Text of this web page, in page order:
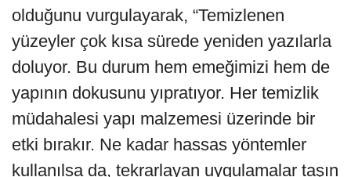
olduğunu vurgulayarak, “Temizlenen
yüzeyler çok kısa sürede yeniden yazılarla
doluyor. Bu durum hem emeğimizi hem de
yapının dokusunu yıpratıyor. Her temizlik
müdahalesi yapı malzemesi üzerinde bir
etki bırakır. Ne kadar hassas yöntemler
kullanılsa da, tekrarlayan uygulamalar taşın